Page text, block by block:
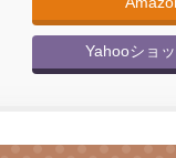
Yahooショ